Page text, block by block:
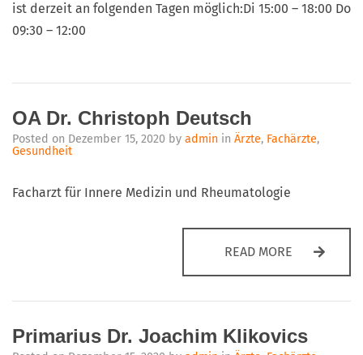
ist derzeit an folgenden Tagen möglich:Di 15:00 – 18:00 Do
09:30 – 12:00
OA Dr. Christoph Deutsch
Posted on Dezember 15, 2020 by admin in Ärzte, Fachärzte,
Gesundheit
Facharzt für Innere Medizin und Rheumatologie
READ MORE OA DR.
Primarius Dr. Joachim Klikovics